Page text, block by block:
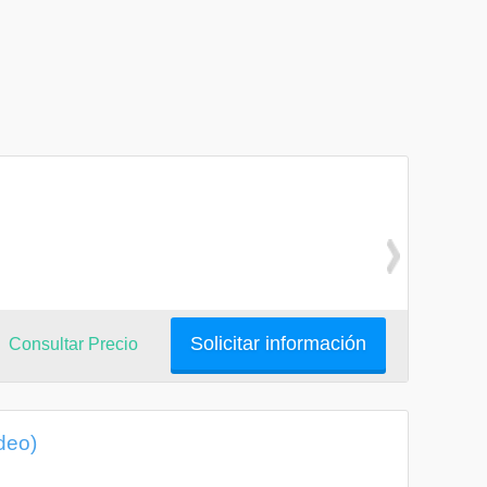
Solicitar información
Consultar Precio